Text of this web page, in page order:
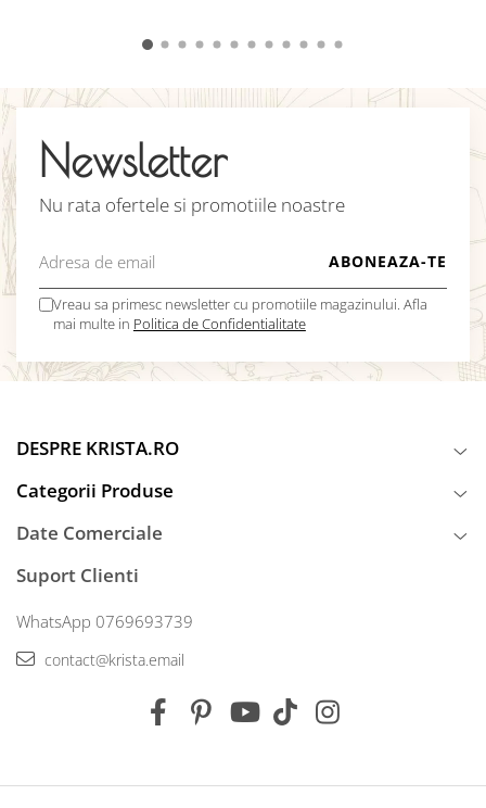
Newsletter
Nu rata ofertele si promotiile noastre
Vreau sa primesc newsletter cu promotiile magazinului. Afla
mai multe in Politica de Confidentialitate
DESPRE KRISTA.RO
Categorii Produse
Date Comerciale
Suport Clienti
WhatsApp 0769693739
contact@krista.email